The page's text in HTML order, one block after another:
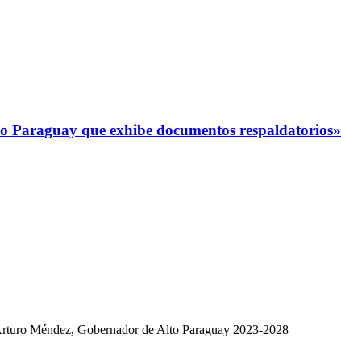
que exhibe documentos respaldatorios»
Méndez, Gobernador de Alto Paraguay 2023-2028